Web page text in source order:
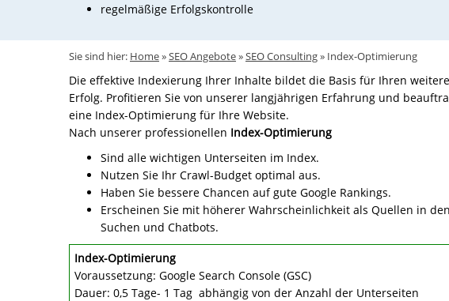
regelmäßige Erfolgskontrolle
Sie sind hier: Home»SEO Angebote»SEO Consulting» Index-Optimierung
Die effektive Indexierung Ihrer Inhalte bildet die Basis für Ihren
Erfolg. Profitieren Sie von unserer langjährigen Erfahrung und
eine Index-Optimierung für Ihre Website.
Nach unserer professionellen Index-Optimierung
Sind alle wichtigen Unterseiten im Index.
Nutzen Sie Ihr Crawl-Budget optimal aus.
Haben Sie bessere Chancen auf gute Google Rankings.
Erscheinen Sie mit höherer Wahrscheinlichkeit als Quellen in
Suchen und Chatbots.
Index-Optimierung
Voraussetzung: Google Search Console (GSC)
Dauer: 0,5 Tage- 1 Tag abhängig von der Anzahl der Unterseiten